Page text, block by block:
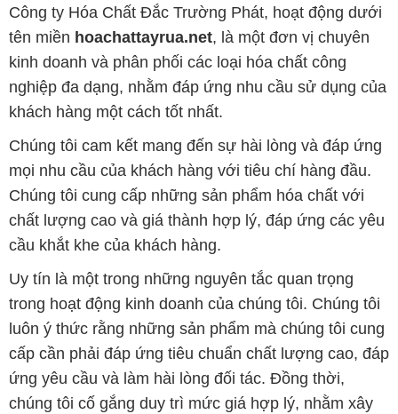
Công ty Hóa Chất Đắc Trường Phát, hoạt động dưới
tên miền hoachattayrua.net, là một đơn vị chuyên
kinh doanh và phân phối các loại hóa chất công
nghiệp đa dạng, nhằm đáp ứng nhu cầu sử dụng của
khách hàng một cách tốt nhất.
Chúng tôi cam kết mang đến sự hài lòng và đáp ứng
mọi nhu cầu của khách hàng với tiêu chí hàng đầu.
Chúng tôi cung cấp những sản phẩm hóa chất với
chất lượng cao và giá thành hợp lý, đáp ứng các yêu
cầu khắt khe của khách hàng.
Uy tín là một trong những nguyên tắc quan trọng
trong hoạt động kinh doanh của chúng tôi. Chúng tôi
luôn ý thức rằng những sản phẩm mà chúng tôi cung
cấp cần phải đáp ứng tiêu chuẩn chất lượng cao, đáp
ứng yêu cầu và làm hài lòng đối tác. Đồng thời,
chúng tôi cố gắng duy trì mức giá hợp lý, nhằm xây